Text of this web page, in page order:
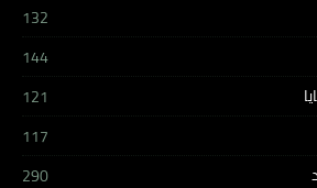
132
144
121
117
290